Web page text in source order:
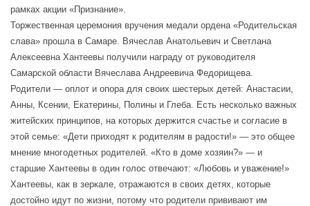
рамках акции «Признание».
Торжественная церемония вручения медали ордена «Родительская
слава» прошла в Самаре. Вячеслав Анатольевич и Светлана
Алексеевна Хантеевы получили награду от руководителя
Самарской области Вячеслава Андреевича Федорищева.
Родители — оплот и опора для своих шестерых детей: Анастасии,
Анны, Ксении, Екатерины, Полины и Глеба. Есть несколько важных
житейских принципов, на которых держится счастье и согласие в
этой семье: «Дети приходят к родителям в радости!» — это общее
мнение многодетных родителей. «Кто в доме хозяин?» — и
старшие Хантеевы в один голос отвечают: «Любовь и уважение!»
Хантеевы, как в зеркале, отражаются в своих детях, которые
достойно идут по жизни, потому что родители прививают им